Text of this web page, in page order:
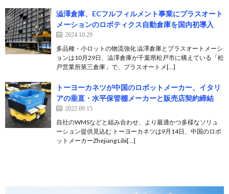
澁澤倉庫、ECフルフィルメント事業にプラスオート
メーションのロボティクス自動倉庫を国内初導入
2024.10.29
多品種・小ロットの物流強化 澁澤倉庫とプラスオートメーシ
ョンは10月29日、澁澤倉庫が千葉県松戸市に構えている「松
戸営業所第三倉庫」で、プラスオートメ[…]
トーヨーカネツが中国のロボットメーカー、イタリ
アの垂直・水平保管棚メーカーと販売店契約締結
2022.09.15
自社のWMSなどと組み合わせ、より最適かつ多様なソリュ
ーション提供見込む トーヨーカネツは9月14日、中国のロボ
ットメーカーZhejiang Libi[…]